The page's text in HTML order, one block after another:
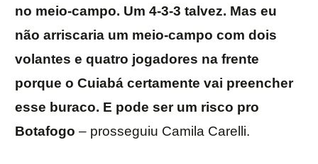
no meio-campo. Um 4-3-3 talvez. Mas eu
não arriscaria um meio-campo com dois
volantes e quatro jogadores na frente
porque o Cuiabá certamente vai preencher
esse buraco. E pode ser um risco pro
Botafogo – prosseguiu Camila Carelli.